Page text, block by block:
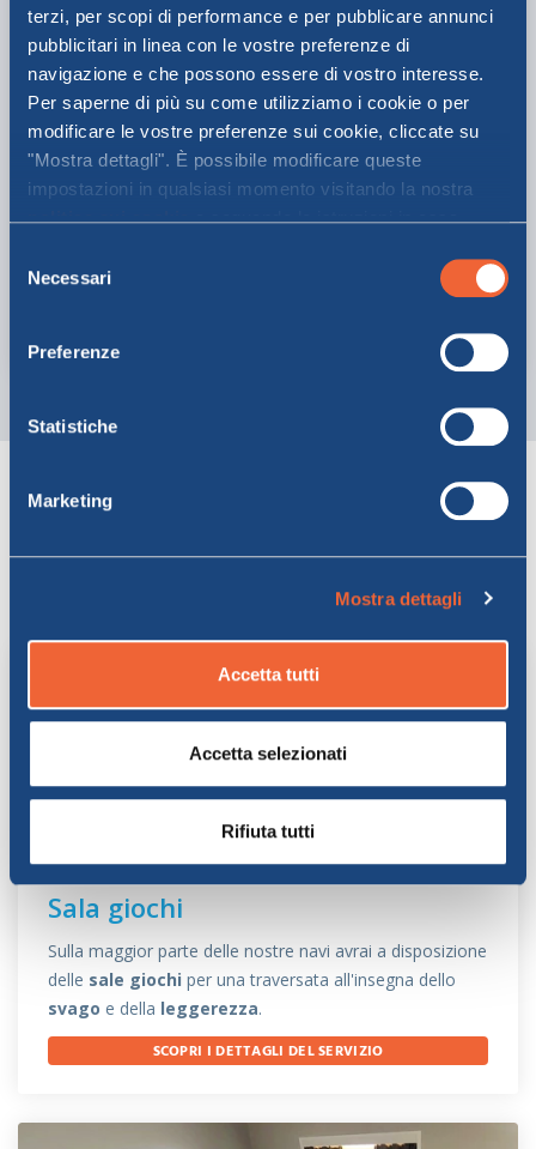
terzi, per scopi di performance e per pubblicare annunci
pubblicitari in linea con le vostre preferenze di
navigazione e che possono essere di vostro interesse.
Per saperne di più su come utilizziamo i cookie o per
modificare le vostre preferenze sui cookie, cliccate su
"Mostra dettagli". È possibile modificare queste
impostazioni in qualsiasi momento visitando la nostra
politica sui cookiee seguendo le istruzioni in essa
selezionati", l’utente accetta la memorizzazione dei
delNecessari
Preferenze
Statistiche
Marketing
Mostra dettagli
Accetta tutti
Accetta selezionati
Rifiuta tutti
Piscina
Le nostre navi sono dotate di una piscina esterna per
adulti e bambini: il luogo ideale per rinfrescarsi e svagarsi
durante una calda giornata.
Scopri gli altri Servizi a
bordo
Viaggia con MOBY
Sala giochi
Sulla maggior parte delle nostre navi avrai a disposizione
delle sale giochi per una traversata all'insegna dello
svago e della leggerezza.
SCOPRI I DETTAGLI DEL SERVIZIO